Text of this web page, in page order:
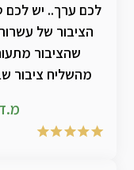
לכם ערך.. יש לכם
הציבור של
שהציבור
מהשליח ציבור
בחכמה
פעם מחדש .. אין